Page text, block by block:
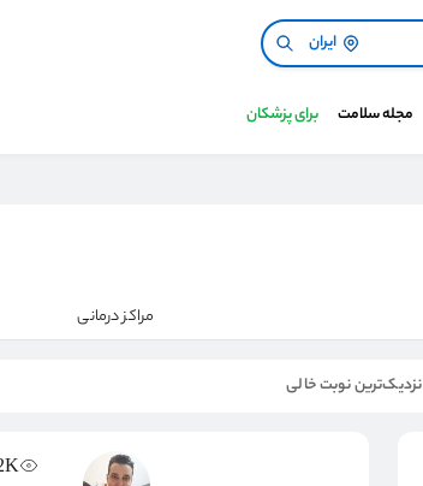
ایران
مجله سلامت برای پزشکان
مراکز درمانی
نزدیک‌ترین نوبت خالی